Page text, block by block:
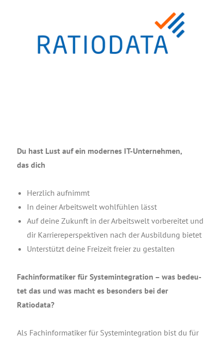
Du hast Lust auf ein moder­nes IT-Unter­neh­men,
das dich
Herz­lich auf­nimmt
In dei­ner Arbeits­welt wohl­füh­len lässt
Auf dei­ne Zukunft in der Arbeits­welt vor­be­rei­tet und
dir Kar­rie­re­per­spek­ti­ven nach der Aus­bil­dung bie­tet
Unter­stützt dei­ne Frei­zeit frei­er zu gestalten
Fach­in­for­ma­ti­ker für Sys­tem­in­te­gra­ti­on – was bedeu­
tet das und was macht es beson­ders bei der
Ratiodata?
Als Fach­in­for­ma­ti­ker für Sys­tem­in­te­gra­ti­on bist du für